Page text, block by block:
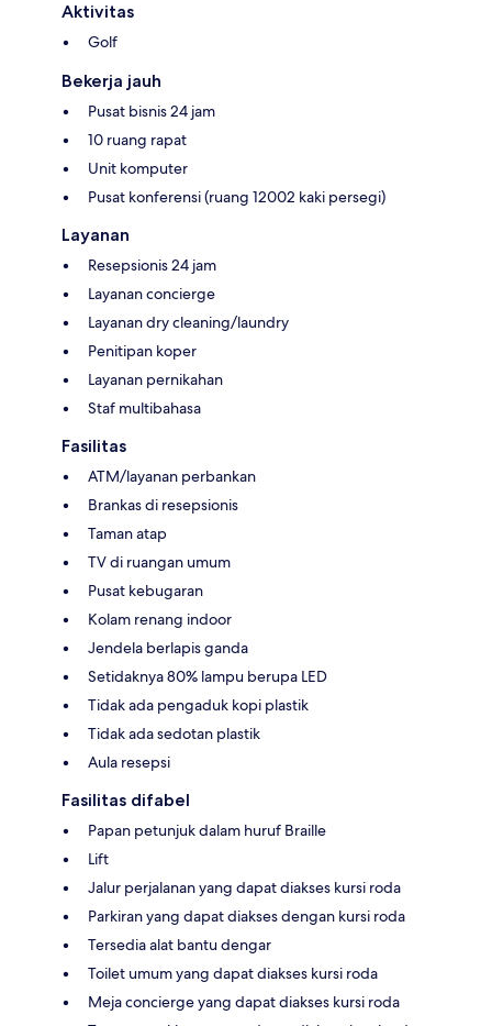
Aktivitas
Golf
Bekerja jauh
Pusat bisnis 24 jam
10 ruang rapat
Unit komputer
Pusat konferensi (ruang 12002 kaki persegi)
Layanan
Resepsionis 24 jam
Layanan concierge
Layanan dry cleaning/laundry
Penitipan koper
Layanan pernikahan
Staf multibahasa
Fasilitas
ATM/layanan perbankan
Brankas di resepsionis
Taman atap
TV di ruangan umum
Pusat kebugaran
Kolam renang indoor
Jendela berlapis ganda
Setidaknya 80% lampu berupa LED
Tidak ada pengaduk kopi plastik
Tidak ada sedotan plastik
Aula resepsi
Fasilitas difabel
Papan petunjuk dalam huruf Braille
Lift
Jalur perjalanan yang dapat diakses kursi roda
Parkiran yang dapat diakses dengan kursi roda
Tersedia alat bantu dengar
Toilet umum yang dapat diakses kursi roda
Meja concierge yang dapat diakses kursi roda